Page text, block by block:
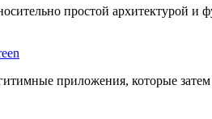
простой архитектурой и
приложения, которые затем